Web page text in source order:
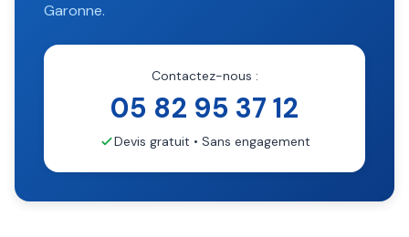
Garonne.
Contactez-nous :
05 82 95 37 12
Devis gratuit • Sans engagement